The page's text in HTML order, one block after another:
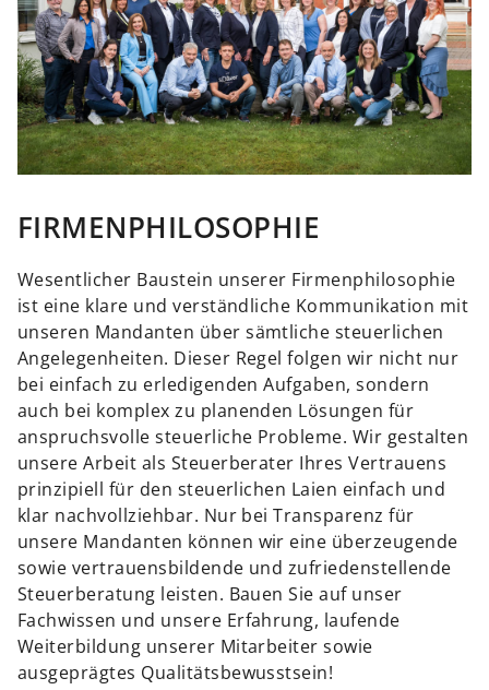
FIRMENPHILOSOPHIE
Wesentlicher Baustein unserer Firmenphilosophie
ist eine klare und verständliche Kommunikation mit
unseren Mandanten über sämtliche steuerlichen
Angelegenheiten. Dieser Regel folgen wir nicht nur
bei einfach zu erledigenden Aufgaben, sondern
auch bei komplex zu planenden Lösungen für
anspruchsvolle steuerliche Probleme. Wir gestalten
unsere Arbeit als Steuerberater Ihres Vertrauens
prinzipiell für den steuerlichen Laien einfach und
klar nachvollziehbar. Nur bei Transparenz für
unsere Mandanten können wir eine überzeugende
sowie vertrauensbildende und zufriedenstellende
Steuerberatung leisten. Bauen Sie auf unser
Fachwissen und unsere Erfahrung, laufende
Weiterbildung unserer Mitarbeiter sowie
ausgeprägtes Qualitätsbewusstsein!